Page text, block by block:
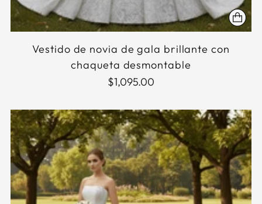
Vestido de novia de gala brillante con
chaqueta desmontable
$1,095.00